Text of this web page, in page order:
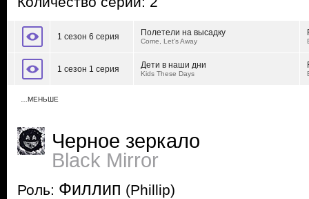
1 сезон 6 серия Полетели на высадку
Come, Let's Away
1 сезон 1 серия Дети в наши дни
Kids These Days
…МЕНЬШЕ
Черное зеркало
Black Mirror
Роль: Филлип (Phillip)